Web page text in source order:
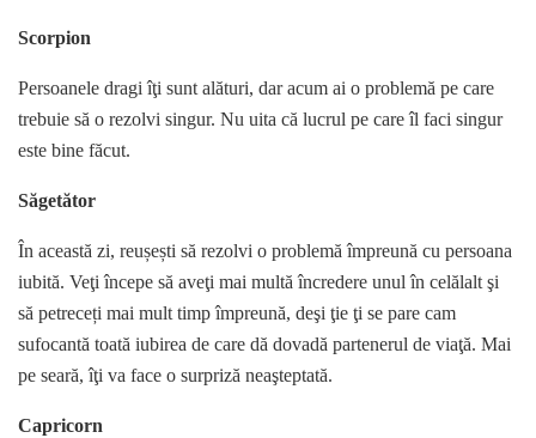
Scorpion
Persoanele dragi îţi sunt alături, dar acum ai o problemă pe care
trebuie să o rezolvi singur. Nu uita că lucrul pe care îl faci singur
este bine făcut.
Săgetător
În această zi, reușești să rezolvi o problemă împreună cu persoana
iubită. Veţi începe să aveţi mai multă încredere unul în celălalt şi
să petreceți mai mult timp împreună, deşi ţie ţi se pare cam
sufocantă toată iubirea de care dă dovadă partenerul de viaţă. Mai
pe seară, îţi va face o surpriză neaşteptată.
Capricorn